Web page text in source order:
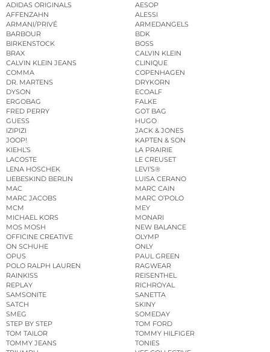
ADIDAS ORIGINALS
AESOP
AFFENZAHN
ALESSI
ARMANI/PRIVÉ
ARMEDANGELS
BARBOUR
BDK
BIRKENSTOCK
BOSS
BRAX
CALVIN KLEIN
CALVIN KLEIN JEANS
CLINIQUE
COMMA
COPENHAGEN
DR. MARTENS
DRYKORN
DYSON
ECOALF
ERGOBAG
FALKE
FRED PERRY
GOT BAG
GUESS
HUGO
IZIPIZI
JACK & JONES
JOOP!
KAPTEN & SON
KIEHL’S
LA PRAIRIE
LACOSTE
LE CREUSET
LENA HOSCHEK
LEVI’S®
LIEBESKIND BERLIN
LUISA CERANO
MAC
MARC CAIN
MARC JACOBS
MARC O’POLO
MCM
MEY
MICHAEL KORS
MONARI
MOS MOSH
NEW BALANCE
OFFICINE CREATIVE
OLYMP
ON SCHUHE
ONLY
OPUS
PAUL GREEN
POLO RALPH LAUREN
RAGWEAR
RAINKISS
REISENTHEL
REPLAY
RICHROYAL
SAMSONITE
SANETTA
SATCH
SKINY
SMEG
SOMEDAY
STEP BY STEP
TOM FORD
TOM TAILOR
TOMMY HILFIGER
TOMMY JEANS
TONIES